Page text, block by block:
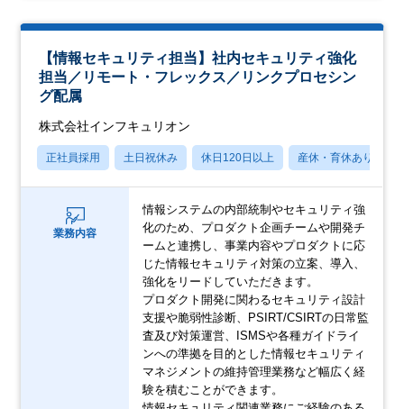
【情報セキュリティ担当】社内セキュリティ強化
担当／リモート・フレックス／リンクプロセシン
グ配属
株式会社インフキュリオン
正社員採用 土日祝休み 休日120日以上 産休・育休あり
業務内容
情報システムの内部統制やセキュリティ強
化のため、プロダクト企画チームや開発チ
ームと連携し、事業内容やプロダクトに応
じた情報セキュリティ対策の立案、導入、
強化をリードしていただきます。
プロダクト開発に関わるセキュリティ設計
支援や脆弱性診断、PSIRT/CSIRTの日常監
査及び対策運営、ISMSや各種ガイドライ
ンへの準拠を目的とした情報セキュリティ
マネジメントの維持管理業務など幅広く経
験を積むことができます。